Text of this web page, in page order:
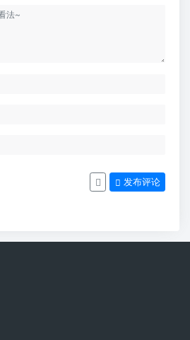
发布评论